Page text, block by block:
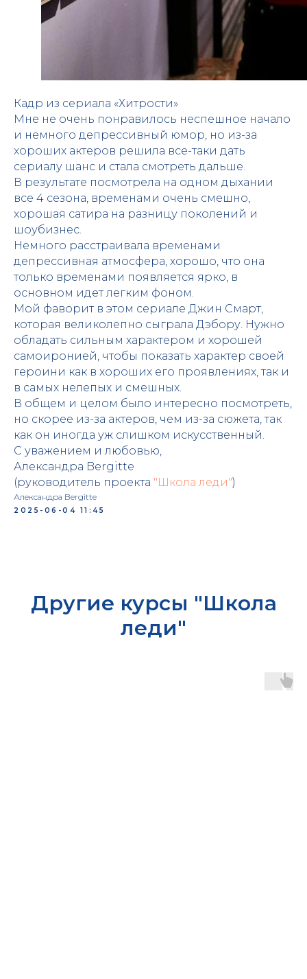
Кадр из сериала «Хитрости»
Мне не очень понравилось неспешное начало
и немного депрессивный юмор, но из-за
хороших актеров решила все-таки дать
сериалу шанс и стала смотреть дальше.
В результате посмотрела на одном дыхании
все 4 сезона, временами очень смешно,
хорошая сатира на разницу поколений и
шоубизнес.
Немного расстраивала временами
депрессивная атмосфера, хорошо, что она
только временами появляется ярко, в
основном идет легким фоном.
Мой фаворит в этом сериале Джин Смарт,
которая великолепно сыграла Дэбору. Нужно
обладать сильным характером и хорошей
самоиронией, чтобы показать характер своей
героини как в хороших его проявлениях, так и
в самых нелепых и смешных.
В общем и целом было интересно посмотреть,
но скорее из-за актеров, чем из-за сюжета, так
как он иногда уж слишком искусственный.
С уважением и любовью,
Александра Bergitte
(руководитель проекта "Школа леди")
Александра Bergitte
2025-06-04 11:45
Другие курсы "Школа
леди"